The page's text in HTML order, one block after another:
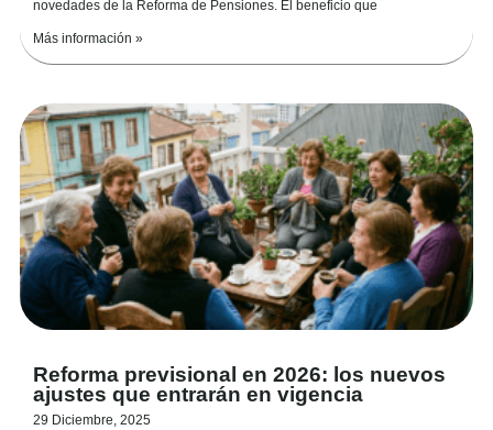
novedades de la Reforma de Pensiones. El beneficio que
Más información »
Reforma previsional en 2026: los nuevos
ajustes que entrarán en vigencia
29 Diciembre, 2025